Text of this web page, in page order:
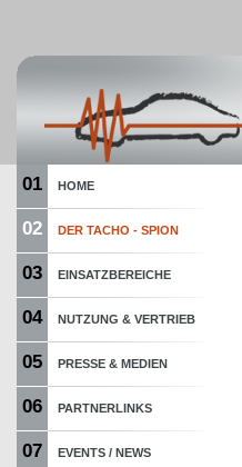
01 HOME
02 DER TACHO - SPION
03 EINSATZBEREICHE
04 NUTZUNG & VERTRIEB
05 PRESSE & MEDIEN
06 PARTNERLINKS
07 EVENTS / NEWS